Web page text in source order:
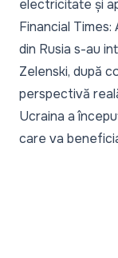
electricitate și
Financial
din Rusia s-au
Zelenski, după
perspectivă
Ucraina a
care va